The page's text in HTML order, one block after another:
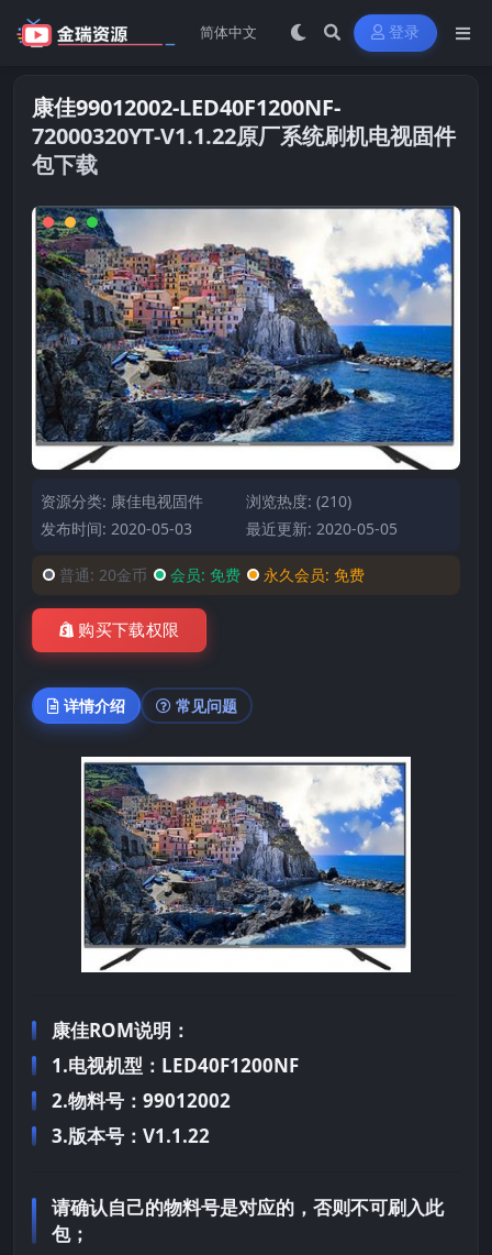
登录
康佳99012002-LED40F1200NF-
72000320YT-V1.1.22原厂系统刷机电视固件
包下载
资源分类: 康佳电视固件
浏览热度: (210)
发布时间: 2020-05-03
最近更新: 2020-05-05
普通: 20金币 会员: 免费 永久会员: 免费
购买下载权限
详情介绍 常见问题
康佳ROM说明：
1.电视机型：LED40F1200NF
2.物料号：99012002
3.版本号：V1.1.22
请确认自己的物料号是对应的，否则不可刷入此
包；